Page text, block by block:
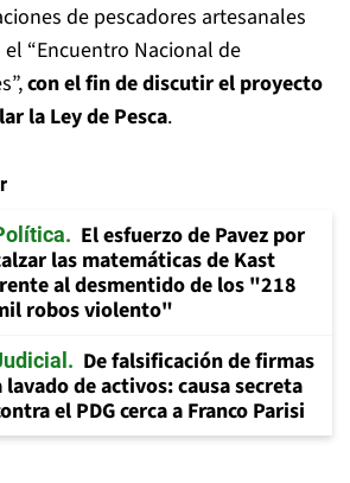
de pescadores artesanales
“Encuentro Nacional de
con el fin de discutir el proyecto
la Ley de Pesca.
El esfuerzo de Pavez por
las matemáticas de Kast
al desmentido de los "218
robos violento"
De falsificación de firmas
lavado de activos: causa secreta
el PDG cerca a Franco Parisi